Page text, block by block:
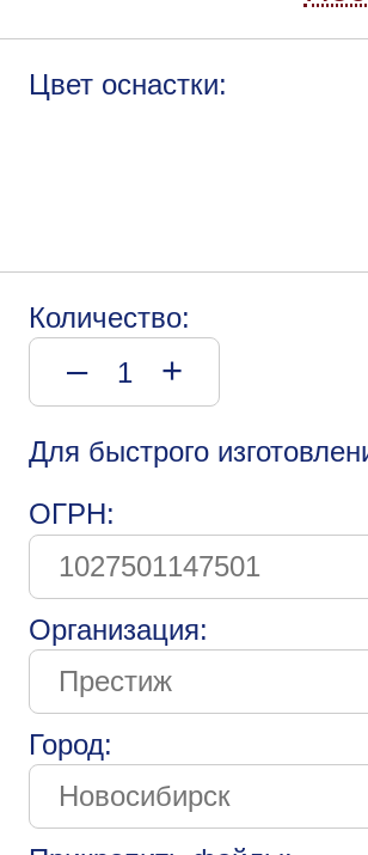
Цвет оснастки:
Количество:
– +
Для быстрого
ОГРН:
Организация:
Город: